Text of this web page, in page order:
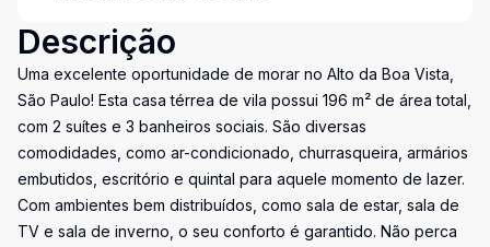
Descrição
Uma excelente oportunidade de morar no Alto da Boa Vista,
São Paulo! Esta casa térrea de vila possui 196 m² de área total,
com 2 suítes e 3 banheiros sociais. São diversas
comodidades, como ar-condicionado, churrasqueira, armários
embutidos, escritório e quintal para aquele momento de lazer.
Com ambientes bem distribuídos, como sala de estar, sala de
TV e sala de inverno, o seu conforto é garantido. Não perca